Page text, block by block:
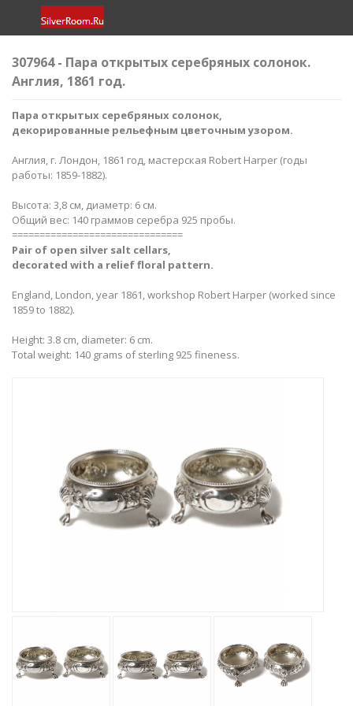
307964 - Пара открытых серебряных солонок.
Англия, 1861 год.
Пара открытых серебряных солонок,
декорированные рельефным цветочным узором.
Англия, г. Лондон, 1861 год, мастерская Robert Harper (годы
работы: 1859-1882).
Высота: 3,8 см, диаметр: 6 см.
Общий вес: 140 граммов серебра 925 пробы.
===============================
Pair of open silver salt cellars,
decorated with a relief floral pattern​.
England, London, year 1861, workshop Robert Harper (worked since
1859 to 1882).
Height: 3.8 cm, diameter: 6 cm.
Total weight: 140 grams of sterling 925 fineness.